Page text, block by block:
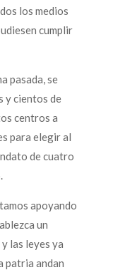
los medios
cumplir
pasada, se
y cientos de
centros a
para elegir al
de cuatro
apoyando
un
las leyes ya
patria andan